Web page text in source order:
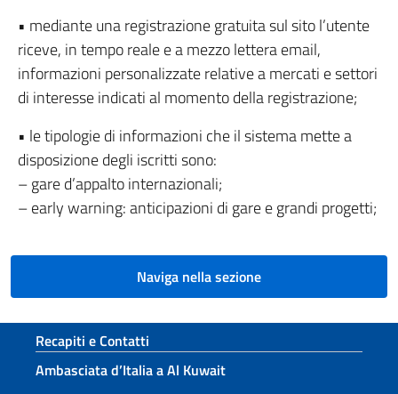
• mediante una registrazione gratuita sul sito l’utente
riceve, in tempo reale e a mezzo lettera email,
informazioni personalizzate relative a mercati e settori
di interesse indicati al momento della registrazione;
• le tipologie di informazioni che il sistema mette a
disposizione degli iscritti sono:
– gare d’appalto internazionali;
– early warning: anticipazioni di gare e grandi progetti;
Naviga nella sezione
Sezione footer
Recapiti e Contatti
Ambasciata d’Italia a Al Kuwait